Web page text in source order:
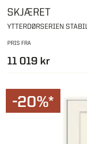
SKJÆRET
YTTERDØRSERIEN STABIL
PRIS FRA
11 019 kr
-20%*